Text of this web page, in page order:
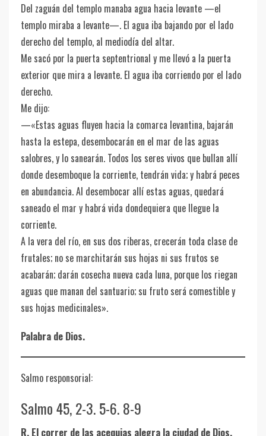
Del zaguán del templo manaba agua hacia levante —el
templo miraba a levante—. El agua iba bajando por el lado
derecho del templo, al mediodía del altar.
Me sacó por la puerta septentrional y me llevó a la puerta
exterior que mira a levante. El agua iba corriendo por el lado
derecho.
Me dijo:
—«Estas aguas fluyen hacia la comarca levantina, bajarán
hasta la estepa, desembocarán en el mar de las aguas
salobres, y lo sanearán. Todos los seres vivos que bullan allí
donde desemboque la corriente, tendrán vida; y habrá peces
en abundancia. Al desembocar allí estas aguas, quedará
saneado el mar y habrá vida dondequiera que llegue la
corriente.
A la vera del río, en sus dos riberas, crecerán toda clase de
frutales; no se marchitarán sus hojas ni sus frutos se
acabarán; darán cosecha nueva cada luna, porque los riegan
aguas que manan del santuario; su fruto será comestible y
sus hojas medicinales».
Palabra de Dios.
Salmo responsorial:
Salmo 45, 2-3. 5-6. 8-9
R. El correr de las acequias alegra la ciudad de Dios,